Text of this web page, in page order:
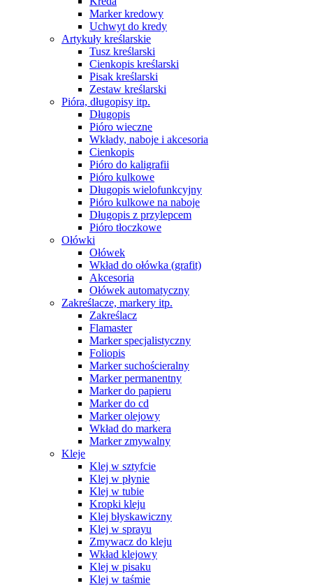
Marker kredowy
Uchwyt do kredy
Artykuły kreślarskie
Tusz kreślarski
Cienkopis kreślarski
Pisak kreślarski
Zestaw kreślarski
Pióra, długopisy itp.
Długopis
Pióro wieczne
Wkłady, naboje i akcesoria
Cienkopis
Pióro do kaligrafii
Pióro kulkowe
Długopis wielofunkcyjny
Pióro kulkowe na naboje
Długopis z przylepcem
Pióro tłoczkowe
Ołówki
Ołówek
Wkład do ołówka (grafit)
Akcesoria
Ołówek automatyczny
Zakreślacze, markery itp.
Zakreślacz
Flamaster
Marker specjalistyczny
Foliopis
Marker suchościeralny
Marker permanentny
Marker do papieru
Marker do cd
Marker olejowy
Wkład do markera
Marker zmywalny
Kleje
Klej w sztyfcie
Klej w płynie
Klej w tubie
Kropki kleju
Klej błyskawiczny
Klej w sprayu
Zmywacz do kleju
Wkład klejowy
Klej w pisaku
Klej w taśmie